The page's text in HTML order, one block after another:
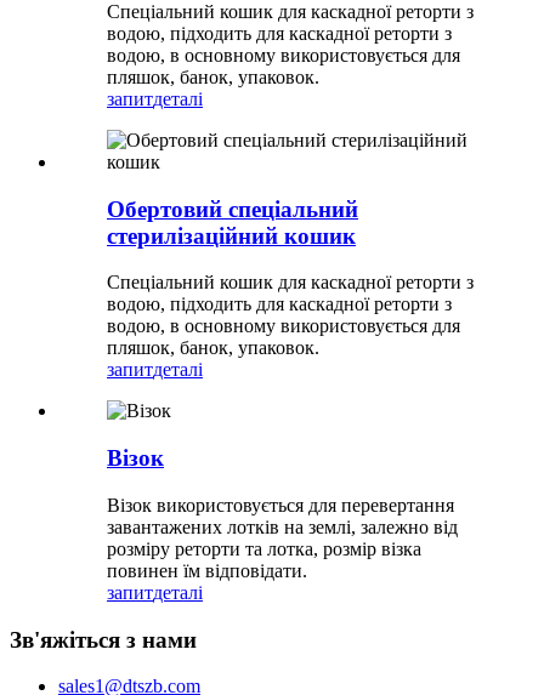
Спеціальний кошик для каскадної реторти з
водою, підходить для каскадної реторти з
водою, в основному використовується для
пляшок, банок, упаковок.
запитдеталі
Обертовий спеціальний
стерилізаційний кошик
Спеціальний кошик для каскадної реторти з
водою, підходить для каскадної реторти з
водою, в основному використовується для
пляшок, банок, упаковок.
запитдеталі
Візок
Візок використовується для перевертання
завантажених лотків на землі, залежно від
розміру реторти та лотка, розмір візка
повинен їм відповідати.
запитдеталі
Зв'яжіться з нами
sales1@dtszb.com